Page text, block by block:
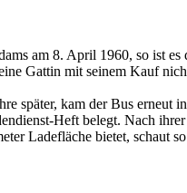
am 8. April 1960, so ist
Gattin mit seinem Kauf
später, kam der Bus
Heft belegt. Nach
Ladefläche bietet, schaut